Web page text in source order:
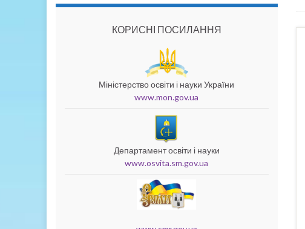
КОРИСНІ ПОСИЛАННЯ
Міністерство освіти і науки України
www.mon.gov.ua
Департамент освіти і науки
www.osvita.sm.gov.ua